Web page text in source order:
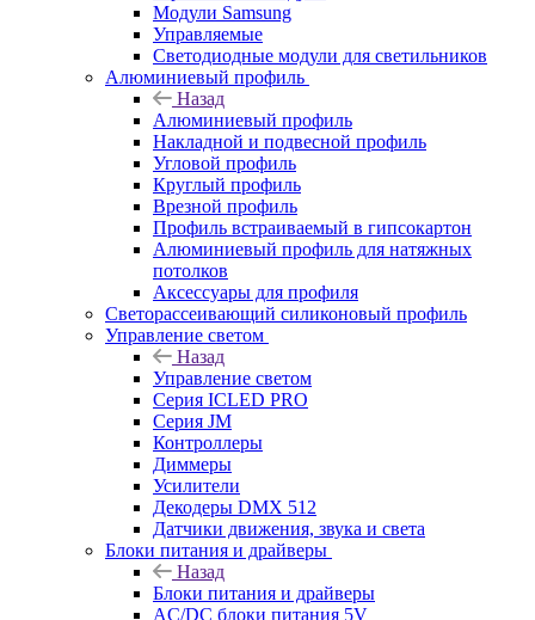
Модули Samsung
Управляемые
Светодиодные модули для светильников
Алюминиевый профиль
Назад
Алюминиевый профиль
Накладной и подвесной профиль
Угловой профиль
Круглый профиль
Врезной профиль
Профиль встраиваемый в гипсокартон
Алюминиевый профиль для натяжных
потолков
Аксессуары для профиля
Светорассеивающий силиконовый профиль
Управление светом
Назад
Управление светом
Серия ICLED PRO
Серия JM
Контроллеры
Диммеры
Усилители
Декодеры DMX 512
Датчики движения, звука и света
Блоки питания и драйверы
Назад
Блоки питания и драйверы
AC/DC блоки питания 5V